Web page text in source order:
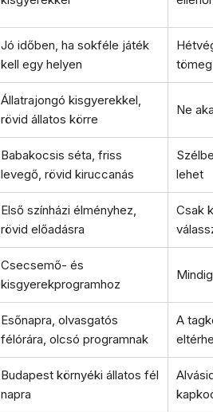
Jó időben, ha sokféle játék
kell egy helyen
tömeg
Állatrajongó kisgyerekkel,
rövid állatos körre
Ne
Babakocsis séta, friss
levegő, rövid kiruccanás
lehet
Első színházi élményhez,
rövid előadásra
Csak
Csecsemő- és
kisgyerekprogramhoz
Esőnapra, olvasgatós
félórára, olcsó programnak
A
Budapest környéki állatos fél
napra